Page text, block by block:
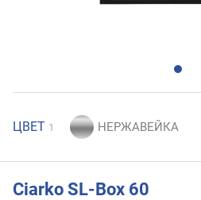
ЦВЕТ 1
Ciarko SL-Box 60